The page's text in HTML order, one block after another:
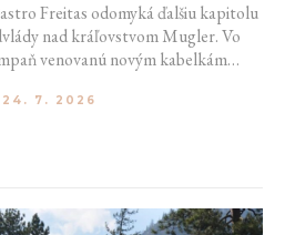
Freitas odomyká ďalšiu kapitolu
nad kráľovstvom Mugler. Vo
venovanú novým kabelkám
Umne kombinuje výrazy
24. 7. 2026